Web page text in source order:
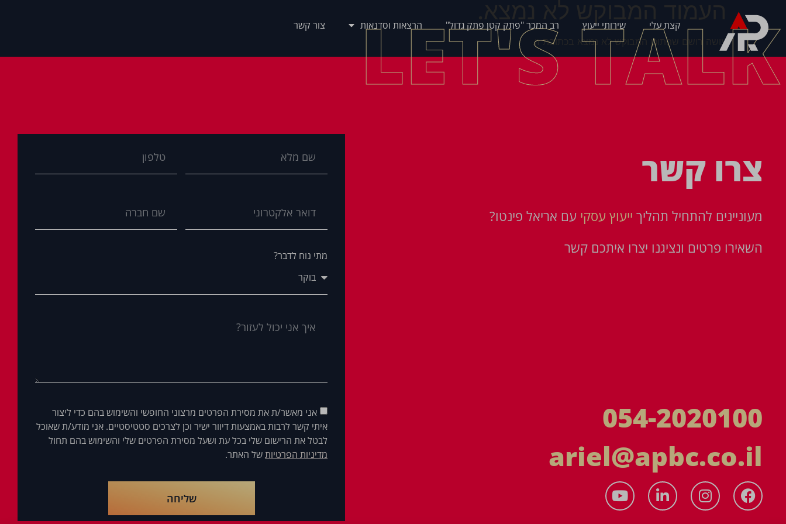
קצת עלי שירותי ייעוץ רב המכר "פתק קטן פתק גדול" הרצאות וסדנאות צור קשר
העמוד המבוקש לא נמצא.
עושה רושם שהתוכן המבוקש לא נמצא בכתובת זו.
LET'S TALK
צרו קשר
מעוניינים להתחיל תהליך ייעוץ עסקי עם אריאל פינטו?
השאירו פרטים ונציגנו יצרו איתכם קשר
054-2020100
ariel@apbc.co.il
מתי נוח לדבר?
אני מאשר/ת את מסירת הפרטים מרצוני החופשי והשימוש בהם כדי ליצור
איתי קשר לרבות באמצעות דיוור ישיר וכן לצרכים סטטיסטיים. אני מודע/ת שאוכל
לבטל את הרישום שלי בכל עת ושעל מסירת הפרטים שלי והשימוש בהם תחול
מדיניות הפרטיותשל האתר.
שליחה